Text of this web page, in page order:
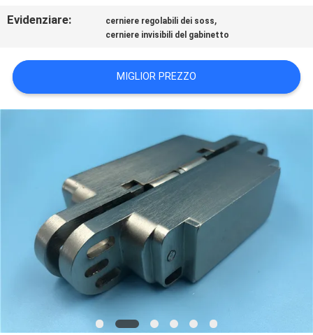
DEL
PRIVACY
Evidenziare: cerniere regolabili dei soss,
cerniere invisibili del gabinetto
MIGLIOR PREZZO